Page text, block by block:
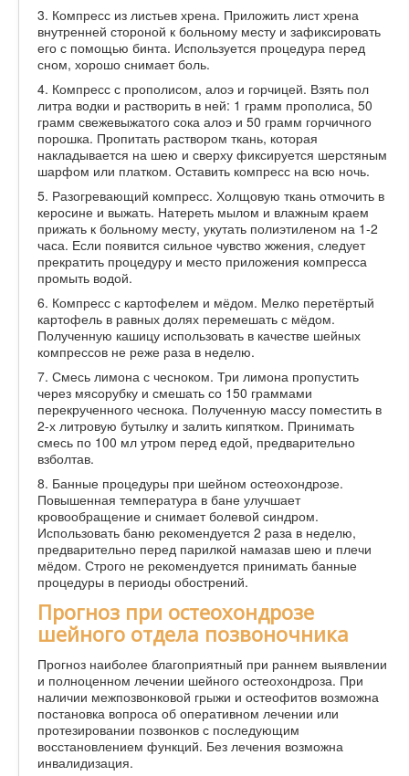
3. Компресс из листьев хрена. Приложить лист хрена
внутренней стороной к больному месту и зафиксировать
его с помощью бинта. Используется процедура перед
сном, хорошо снимает боль.
4. Компресс с прополисом, алоэ и горчицей. Взять пол
литра водки и растворить в ней: 1 грамм прополиса, 50
грамм свежевыжатого сока алоэ и 50 грамм горчичного
порошка. Пропитать раствором ткань, которая
накладывается на шею и сверху фиксируется шерстяным
шарфом или платком. Оставить компресс на всю ночь.
5. Разогревающий компресс. Холщовую ткань отмочить в
керосине и выжать. Натереть мылом и влажным краем
прижать к больному месту, укутать полиэтиленом на 1-2
часа. Если появится сильное чувство жжения, следует
прекратить процедуру и место приложения компресса
промыть водой.
6. Компресс с картофелем и мёдом. Мелко перетёртый
картофель в равных долях перемешать с мёдом.
Полученную кашицу использовать в качестве шейных
компрессов не реже раза в неделю.
7. Смесь лимона с чесноком. Три лимона пропустить
через мясорубку и смешать со 150 граммами
перекрученного чеснока. Полученную массу поместить в
2-х литровую бутылку и залить кипятком. Принимать
смесь по 100 мл утром перед едой, предварительно
взболтав.
8. Банные процедуры при шейном остеохондрозе.
Повышенная температура в бане улучшает
кровообращение и снимает болевой синдром.
Использовать баню рекомендуется 2 раза в неделю,
предварительно перед парилкой намазав шею и плечи
мёдом. Строго не рекомендуется принимать банные
процедуры в периоды обострений.
Прогноз при остеохондрозе
шейного отдела позвоночника
Прогноз наиболее благоприятный при раннем выявлении
и полноценном лечении шейного остеохондроза. При
наличии межпозвонковой грыжи и остеофитов возможна
постановка вопроса об оперативном лечении или
протезировании позвонков с последующим
восстановлением функций. Без лечения возможна
инвалидизация.